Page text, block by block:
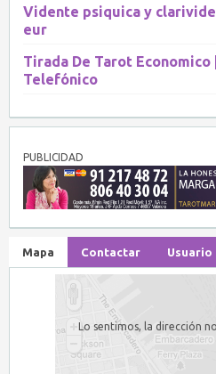
Vidente psiquica y
eur
Tirada De Tarot Economico
Telefónico
PUBLICIDAD
Mapa Contactar Usuario
Lo sentimos, la dirección